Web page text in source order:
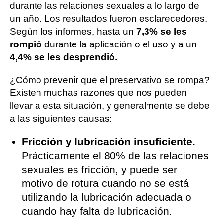
durante las relaciones sexuales a lo largo de
un año. Los resultados fueron esclarecedores.
Según los informes, hasta un 7,3% se les
rompió durante la aplicación o el uso y a un
4,4% se les desprendió.
¿Cómo prevenir que el preservativo se rompa?
Existen muchas razones que nos pueden
llevar a esta situación, y generalmente se debe
a las siguientes causas:
Fricción y lubricación insuficiente.
Prácticamente el 80% de las relaciones
sexuales es fricción, y puede ser
motivo de rotura cuando no se está
utilizando la lubricación adecuada o
cuando hay falta de lubricación.